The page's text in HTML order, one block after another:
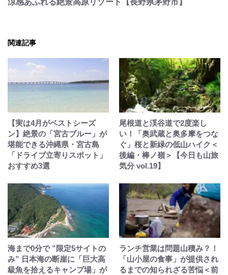
涼感あふれる絶景高原リゾート【長野県茅野市】
関連記事
【実は4月がベストシーズ
ン】絶景の「宮古ブルー」が
堪能できる沖縄県・宮古島
「ドライブ立寄りスポット」
おすすめ3選
尾根道と渓谷道で2度楽し
い！「奥武蔵と奥多摩をつな
ぐ」桜と新緑の低山ハイク＜
後編・棒ノ嶺＞【今日も山旅
気分 vol.19】
海まで0分で ”限定5サイトの
み” 日本海の断崖に「巨大高
級魚を拾えるキャンプ場」が
ランチ営業は問題山積み？！
「山小屋の食事」が提供され
るまでの知られざる苦悩＜前